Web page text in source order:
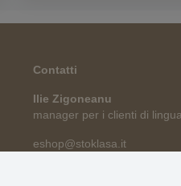
Contatti
Ilie Zigoneanu
manager per i clienti di
eshop@stoklasa.it